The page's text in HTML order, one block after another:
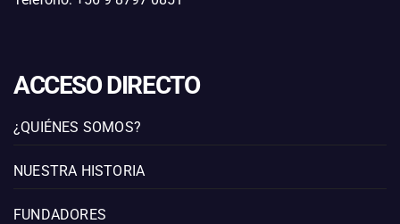
ACCESO DIRECTO
¿QUIÉNES SOMOS?
NUESTRA HISTORIA
FUNDADORES